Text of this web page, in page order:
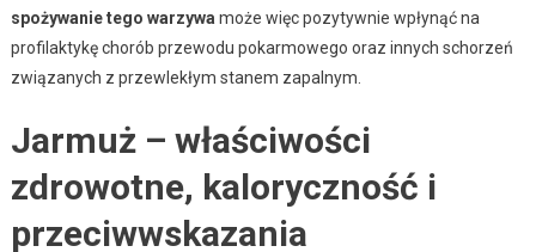
spożywanie tego warzywa może więc pozytywnie wpłynąć na
profilaktykę chorób przewodu pokarmowego oraz innych schorzeń
związanych z przewlekłym stanem zapalnym.
Jarmuż – właściwości
zdrowotne, kaloryczność i
przeciwwskazania